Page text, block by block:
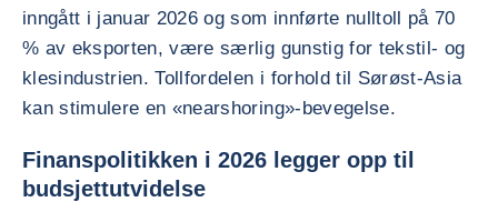
inngått i januar 2026 og som innførte nulltoll på 70
% av eksporten, være særlig gunstig for tekstil- og
klesindustrien. Tollfordelen i forhold til Sørøst-Asia
kan stimulere en «nearshoring»-bevegelse.
Finanspolitikken i 2026 legger opp til
budsjettutvidelse